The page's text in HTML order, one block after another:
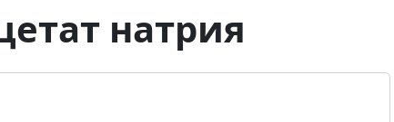
натрия